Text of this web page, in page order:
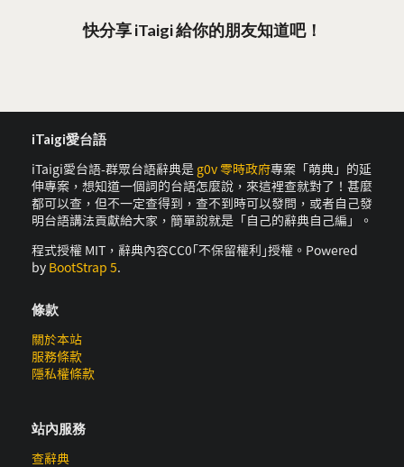
快分享 iTaigi 給你的朋友知道吧！
iTaigi愛台語
iTaigi愛台語-群眾台語辭典是 g0v 零時政府專案「萌典」的延
伸專案，想知道一個詞的台語怎麼說，來這裡查就對了！甚麼
都可以查，但不一定查得到，查不到時可以發問，或者自己發
明台語講法貢獻給大家，簡單說就是「自己的辭典自己編」。
程式授權 MIT，辭典內容CC0｢不保留權利｣授權。Powered
by BootStrap 5.
條款
關於本站
服務條款
隱私權條款
站內服務
查辭典